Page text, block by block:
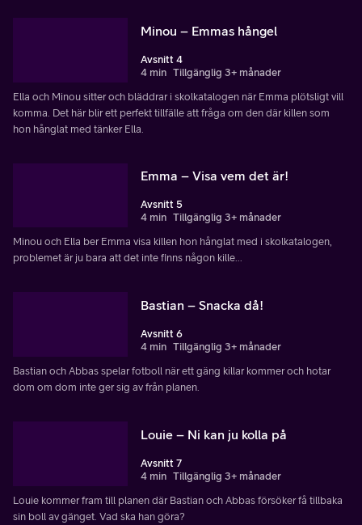
Minou – Emmas hångel
Avsnitt 4
4 min Tillgänglig 3+ månader
Ella och Minou sitter och bläddrar i skolkatalogen när Emma plötsligt vill
komma. Det här blir ett perfekt tillfälle att fråga om den där killen som
hon hånglat med tänker Ella.
Emma – Visa vem det är!
Avsnitt 5
4 min Tillgänglig 3+ månader
Minou och Ella ber Emma visa killen hon hånglat med i skolkatalogen,
problemet är ju bara att det inte finns någon kille...
Bastian – Snacka då!
Avsnitt 6
4 min Tillgänglig 3+ månader
Bastian och Abbas spelar fotboll när ett gäng killar kommer och hotar
dom om dom inte ger sig av från planen.
Louie – Ni kan ju kolla på
Avsnitt 7
4 min Tillgänglig 3+ månader
Louie kommer fram till planen där Bastian och Abbas försöker få tillbaka
sin boll av gänget. Vad ska han göra?